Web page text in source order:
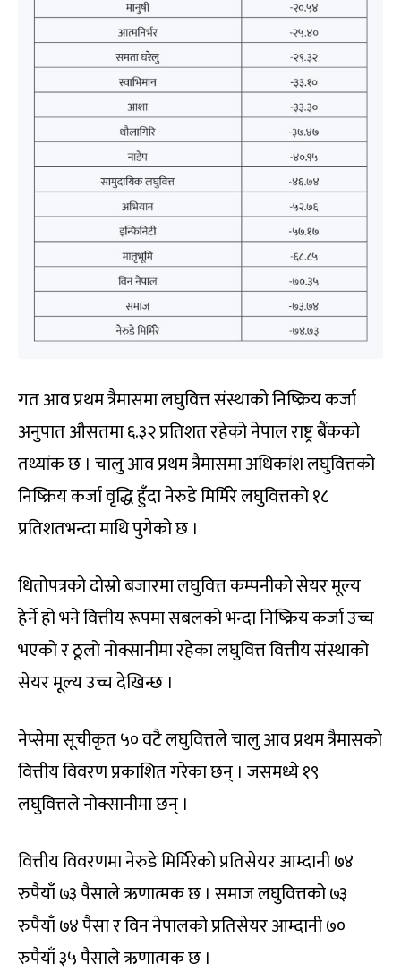
गत आव प्रथम त्रैमासमा लघुवित्त संस्थाको निष्क्रिय कर्जा
अनुपात औसतमा ६.३२ प्रतिशत रहेको नेपाल राष्ट्र बैंकको
तथ्यांक छ । चालु आव प्रथम त्रैमासमा अधिकांश लघुवित्तको
निष्क्रिय कर्जा वृद्धि हुँदा नेरुडे मिर्मिरे लघुवित्तको १८
प्रतिशतभन्दा माथि पुगेको छ ।
धितोपत्रको दोस्रो बजारमा लघुवित्त कम्पनीको सेयर मूल्य
हेर्ने हो भने वित्तीय रूपमा सबलको भन्दा निष्क्रिय कर्जा उच्च
भएको र ठूलो नोक्सानीमा रहेका लघुवित्त वित्तीय संस्थाको
सेयर मूल्य उच्च देखिन्छ ।
नेप्सेमा सूचीकृत ५० वटै लघुवित्तले चालु आव प्रथम त्रैमासको
वित्तीय विवरण प्रकाशित गरेका छन् । जसमध्ये १९
लघुवित्तले नोक्सानीमा छन् ।
वित्तीय विवरणमा नेरुडे मिर्मिरेको प्रतिसेयर आम्दानी ७४
रुपैयाँ ७३ पैसाले ऋणात्मक छ । समाज लघुवित्तको ७३
रुपैयाँ ७४ पैसा र विन नेपालको प्रतिसेयर आम्दानी ७०
रुपैयाँ ३५ पैसाले ऋणात्मक छ ।